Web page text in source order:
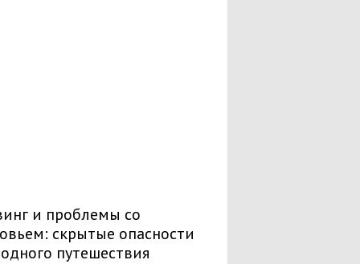
и проблемы со
скрытые опасности
путешествия